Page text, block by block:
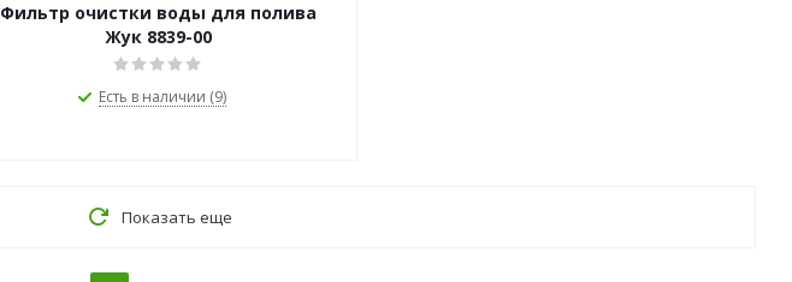
Фильтр очистки воды для полива
Жук 8839-00
Есть в наличии (9)
Показать еще